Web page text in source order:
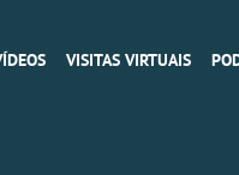
VISITAS VIRTUAIS